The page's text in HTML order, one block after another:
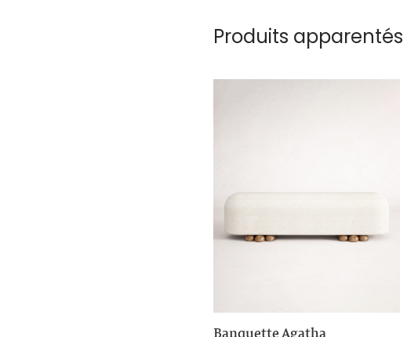
Produits apparentés
Banquette Agatha